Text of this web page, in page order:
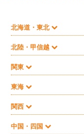
北海道・東北
北陸・甲信越
関東
東海
関西
中国・四国